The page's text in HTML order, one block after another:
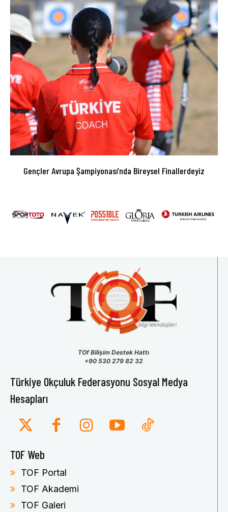
Gençler Avrupa Şampiyonası’nda Bireysel Finallerdeyiz
TOf Bilişim Destek Hattı
+90 530 279 82 32
Türkiye Okçuluk Federasyonu Sosyal Medya
Hesapları
TOF Web
TOF Portal
TOF Akademi
TOF Galeri